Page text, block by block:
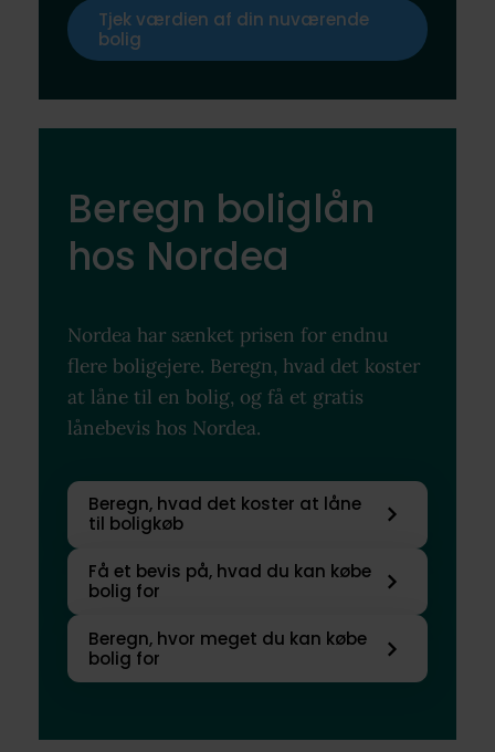
Tjek værdien af din nuværende
bolig
Beregn boliglån
hos Nordea
Nordea har sænket prisen for endnu
flere boligejere. Beregn, hvad det koster
at låne til en bolig, og få et gratis
lånebevis hos Nordea.
Beregn, hvad det koster at låne
til boligkøb
Få et bevis på, hvad du kan købe
bolig for
Beregn, hvor meget du kan købe
bolig for